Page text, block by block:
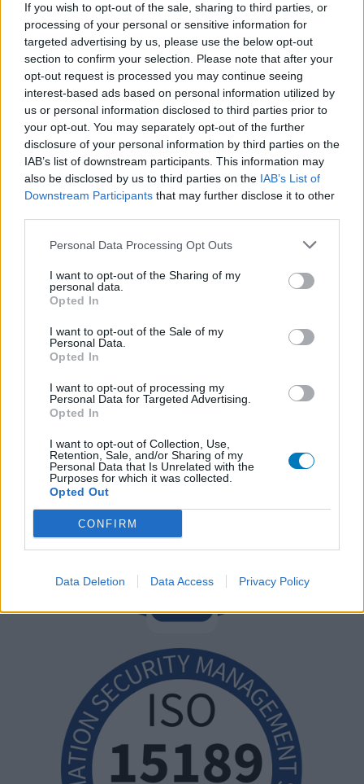
If you wish to opt-out of the sale, sharing to third parties, or
processing of your personal or sensitive information for
targeted advertising by us, please use the below opt-out
section to confirm your selection. Please note that after your
opt-out request is processed you may continue seeing
interest-based ads based on personal information utilized by
us or personal information disclosed to third parties prior to
your opt-out. You may separately opt-out of the further
disclosure of your personal information by third parties on the
IAB’s list of downstream participants. This information may
also be disclosed by us to third parties on the IAB’s List of
Downstream Participants that may further disclose it to other
Personal Data Processing Opt Outs
I want to opt-out of the Sharing of my
personal data.
Opted In
I want to opt-out of the Sale of my
Personal Data.
Opted In
I want to opt-out of processing my
Personal Data for Targeted Advertising.
Opted In
I want to opt-out of Collection, Use,
Retention, Sale, and/or Sharing of my
Personal Data that Is Unrelated with the
Purposes for which it was collected.
Opted Out
CONFIRM
Data Deletion Data Access Privacy Policy
ervaringen kunnen verschillen van persoon tot persoon en dat u
voor medisch advies altijd contact op moet nemen met uw arts of
apotheker.